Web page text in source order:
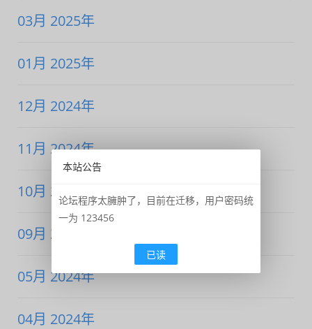
03月 2025年
01月 2025年
12月 2024年
11月 2024年
10月 2024年
09月 2024年
05月 2024年
04月 2024年
本站公告
论坛程序太臃肿了，目前在迁移，用户密码统
一为 123456
已读